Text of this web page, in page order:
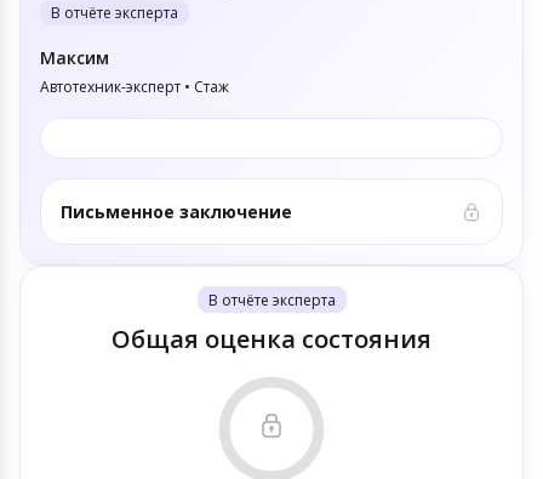
В отчёте эксперта
Максим
Автотехник-эксперт • Стаж
Письменное заключение
В отчёте эксперта
Общая оценка состояния